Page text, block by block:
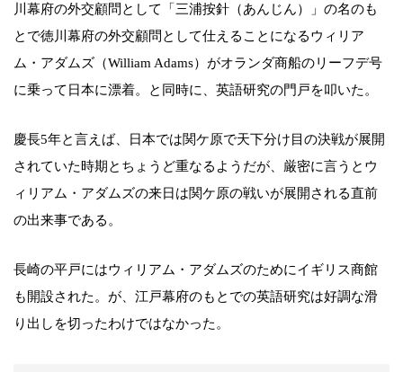
川幕府の外交顧問として「三浦按針（あんじん）」の名のも
とで徳川幕府の外交顧問として仕えることになるウィリア
ム・アダムズ（William Adams）がオランダ商船のリーフデ号
に乗って日本に漂着。と同時に、英語研究の門戸を叩いた。
慶長5年と言えば、日本では関ケ原で天下分け目の決戦が展開
されていた時期とちょうど重なるようだが、厳密に言うとウ
ィリアム・アダムズの来日は関ケ原の戦いが展開される直前
の出来事である。
長崎の平戸にはウィリアム・アダムズのためにイギリス商館
も開設された。が、江戸幕府のもとでの英語研究は好調な滑
り出しを切ったわけではなかった。